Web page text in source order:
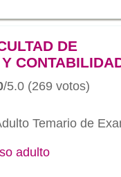
DE
/5.0 (269 votos)
Temario de
adulto